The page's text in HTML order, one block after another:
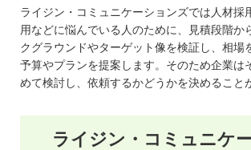
ライジン・コミュニケーションズでは人材採
用などに悩んでいる人のために、見積段階か
クグラウンドやターゲット像を検証し、相場
予算やプランを提案します。そのため企業は
めて検討し、依頼するかどうかを決めること
ライジン・コミュニケ